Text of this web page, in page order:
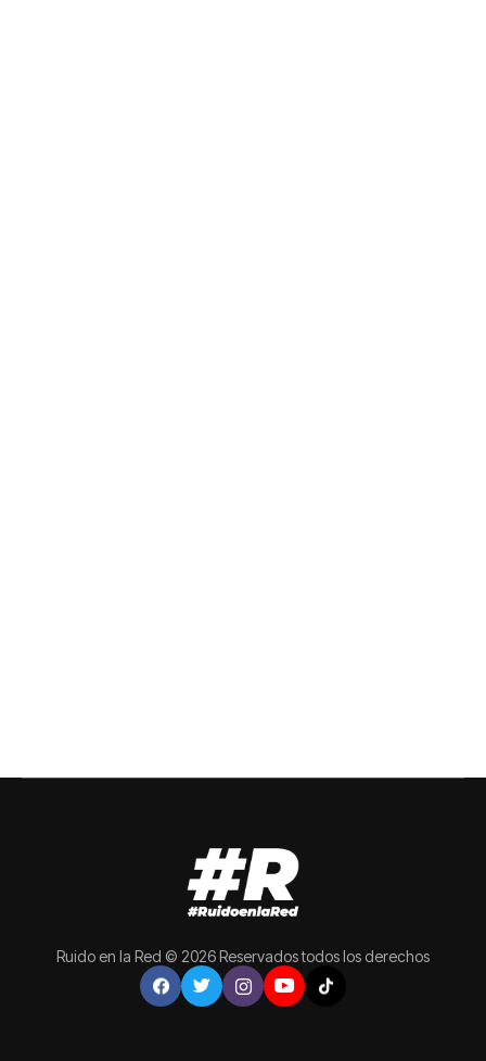
Ruido en la Red © 2026 Reservados todos los derechos